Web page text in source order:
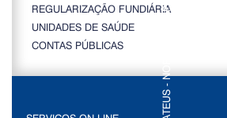
REGULARIZAÇÃO FUNDIÁRIA
UNIDADES DE SAÚDE
CONTAS PÚBLICAS